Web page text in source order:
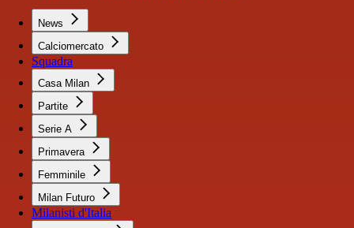
News
Calciomercato
Squadra
Casa Milan
Partite
Serie A
Primavera
Femminile
Milan Futuro
Milanisti d'Italia